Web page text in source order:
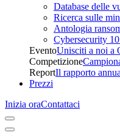
Database delle
Ricerca sulle
Antologia
Cybersecurity
EventoUnisciti a noi a
Competizione
ReportIl rapporto
Prezzi
Inizia oraContattaci